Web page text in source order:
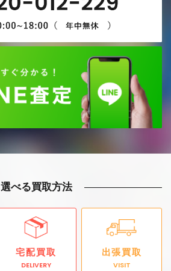
選べる買取方法
宅配買取
DELIVERY
出張買取
VISIT